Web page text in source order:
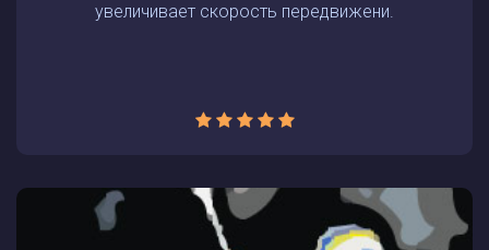
увеличивает скорость передвижени.